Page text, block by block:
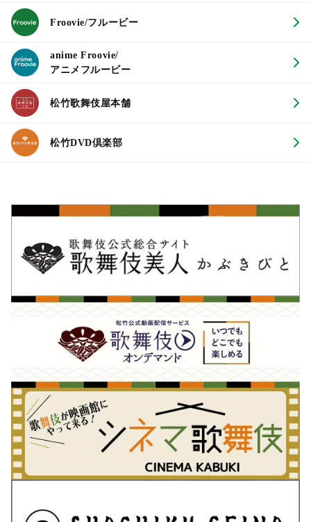
Froovie/フルービー
anime Froovie/
アニメフルービー
松竹歌舞伎屋本舗
松竹DVD倶楽部